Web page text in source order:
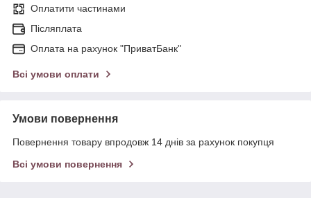
Оплатити частинами
Післяплата
Оплата на рахунок "ПриватБанк"
Всі умови оплати
Умови повернення
Повернення товару впродовж 14 днів за рахунок покупця
Всі умови повернення